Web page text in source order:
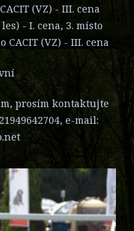
(VZ) - III. cena
- I. cena, 3. místo
CACIT (VZ) - III. cena
prosím kontaktujte
e-mail: